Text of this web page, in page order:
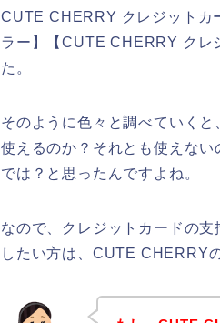
CUTE CHERRY クレジット
ラー】【CUTE CHERRY クレ
た。
そのように色々と調べていく
使えるのか？それとも使えな
では？と思ったんですよね。
なので、クレジットカードの
したい方は、CUTE CHERRY